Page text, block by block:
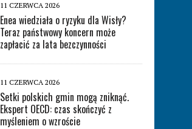
11 CZERWCA 2026
Enea wiedziała o ryzyku dla Wisły?
Teraz państwowy koncern może
zapłacić za lata bezczynności
11 CZERWCA 2026
Setki polskich gmin mogą zniknąć.
Ekspert OECD: czas skończyć z
myśleniem o wzroście